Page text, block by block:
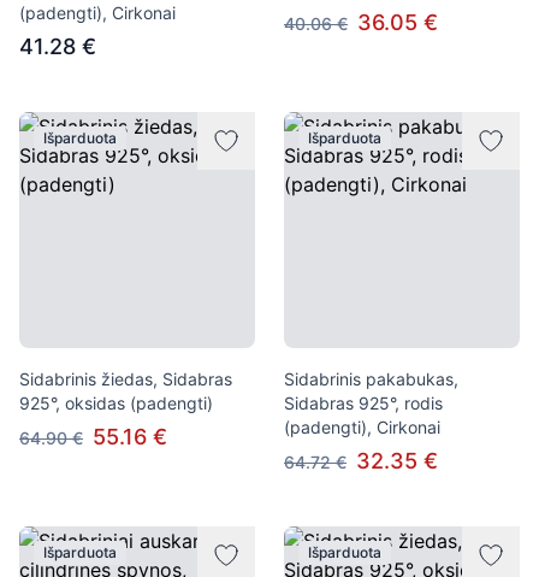
(padengti), Cirkonai
41.28 €
40.06 € 36.05 €
Išparduota
Sidabrinis žiedas, Sidabras
925°, oksidas (padengti)
64.90 € 55.16 €
Išparduota
Sidabrinis pakabukas,
Sidabras 925°, rodis
(padengti), Cirkonai
64.72 € 32.35 €
Išparduota Išparduota